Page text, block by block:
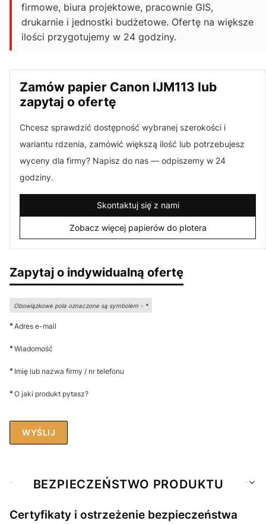
firmowe, biura projektowe, pracownie GIS,
drukarnie i jednostki budżetowe. Ofertę na większe
ilości przygotujemy w 24 godziny.
Zamów papier Canon IJM113 lub
zapytaj o ofertę
Chcesz sprawdzić dostępność wybranej szerokości i
wariantu rdzenia, zamówić większą ilość lub potrzebujesz
wyceny dla firmy? Napisz do nas — odpiszemy w 24
godziny.
Skontaktuj się z nami
Zobacz więcej papierów do plotera
Zapytaj o indywidualną ofertę
Obowiązkowe pola oznaczone są symbolem - *
*Adres e-mail
*Wiadomość
* Imię lub nazwa firmy / nr telefonu
*O jaki produkt pytasz?
WYŚLIJ
BEZPIECZEŃSTWO PRODUKTU
Certyfikaty i ostrzeżenie bezpieczeństwa